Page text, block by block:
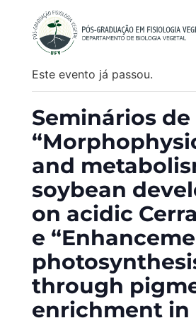
Este evento já passou.
Seminários
and
soybean
on acidic
e
through
enrichment in